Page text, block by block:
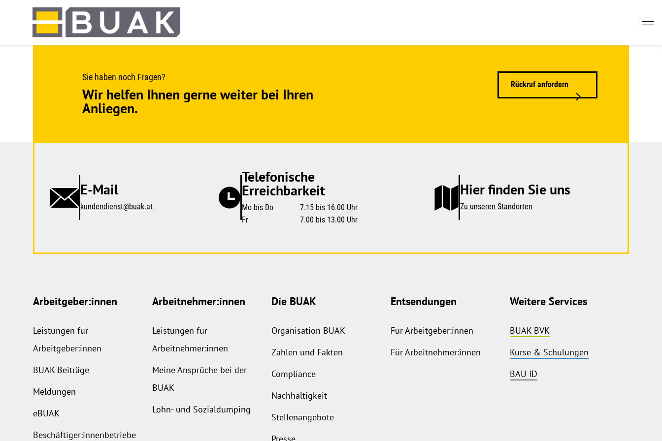
Sie haben noch Fragen?
Wir helfen Ihnen gerne weiter bei Ihren
Anliegen.
Rückruf anfordern
E-Mail
kundendienst@buak.at
Telefonische
Erreichbarkeit
Mo bis Do
7.15 bis 16.00 Uhr
Fr
7.00 bis 13.00 Uhr
Hier finden Sie uns
Zu unseren Standorten
Arbeitgeber:innen
Leistungen für
Arbeitgeber:innen
BUAK Beiträge
Meldungen
eBUAK
Beschäftiger:innenbetriebe
Arbeitnehmer:innen
Leistungen für
Arbeitnehmer:innen
Meine Ansprüche bei der
BUAK
Lohn- und Sozialdumping
Die BUAK
Organisation BUAK
Zahlen und Fakten
Compliance
Nachhaltigkeit
Stellenangebote
Presse
Entsendungen
Für Arbeitgeber:innen
Für Arbeitnehmer:innen
Weitere Services
BUAK BVK
Kurse & Schulungen
BAU ID